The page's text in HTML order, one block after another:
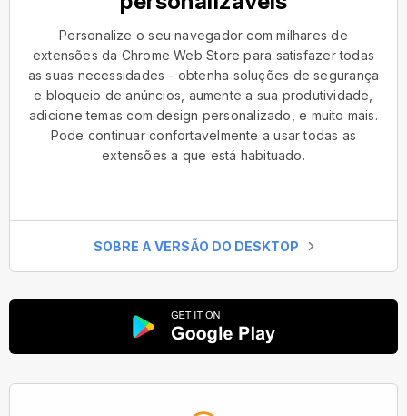
Personalize o seu navegador com milhares de
extensões da Chrome Web Store para satisfazer todas
as suas necessidades - obtenha soluções de segurança
e bloqueio de anúncios, aumente a sua produtividade,
adicione temas com design personalizado, e muito mais.
Pode continuar confortavelmente a usar todas as
extensões a que está habituado.
SOBRE A VERSÃO DO DESKTOP